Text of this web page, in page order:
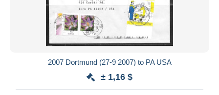
2007 Dortmund (27-9 2007) to PA USA
± 1,16 $